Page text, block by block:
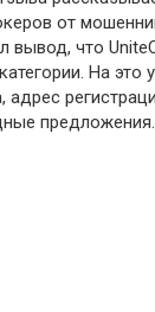
от
вывод, что
На это
адрес
предложения.